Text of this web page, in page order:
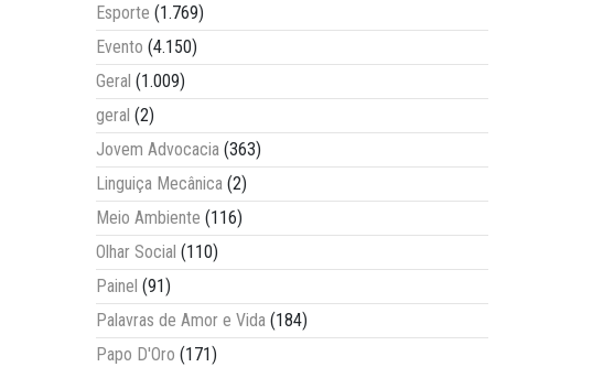
Esporte (1.769)
Evento (4.150)
Geral (1.009)
geral (2)
Jovem Advocacia (363)
Linguiça Mecânica (2)
Meio Ambiente (116)
Olhar Social (110)
Painel (91)
Palavras de Amor e Vida (184)
Papo D'Oro (171)